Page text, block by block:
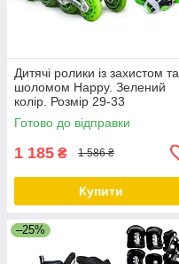
Дитячі ролики із захистом та
шоломом Happy. Зелений
колір. Розмір 29-33
Готово до відправки
1 185 ₴ 1 586 ₴
Купити
–25%